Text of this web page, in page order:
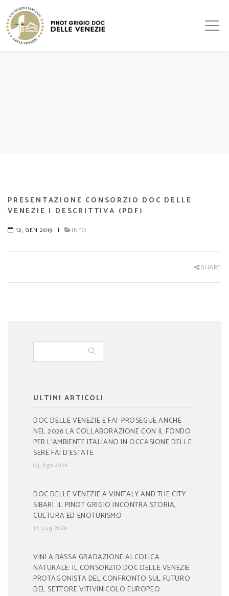
PRESENTAZIONE CONSORZIO DOC DELLE
VENEZIE | DESCRITTIVA (PDF)
12, GEN 2019 | INFO
SHARE
ULTIMI ARTICOLI
DOC DELLE VENEZIE E FAI: PROSEGUE ANCHE
NEL 2026 LA COLLABORAZIONE CON IL FONDO
PER L’AMBIENTE ITALIANO IN OCCASIONE DELLE
SERE FAI D’ESTATE
03, Ago 2026
DOC DELLE VENEZIE A VINITALY AND THE CITY
SIBARI: IL PINOT GRIGIO INCONTRA STORIA,
CULTURA ED ENOTURISMO
17, Lug 2026
VINI A BASSA GRADAZIONE ALCOLICA
NATURALE: IL CONSORZIO DOC DELLE VENEZIE
PROTAGONISTA DEL CONFRONTO SUL FUTURO
DEL SETTORE VITIVINICOLO EUROPEO